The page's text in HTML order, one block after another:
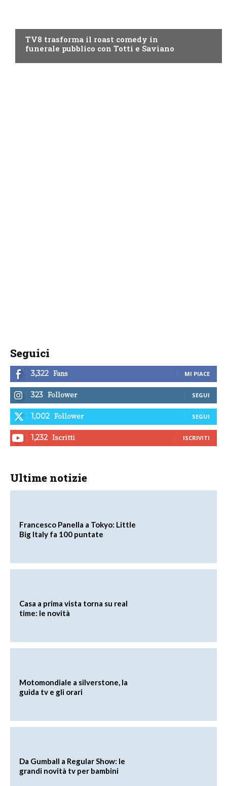
TV8 trasforma il roast comedy in
funerale pubblico con Totti e Saviano
Seguici
3,322 Fans MI PIACE
323 Follower SEGUI
1,002 Follower SEGUI
1,232 Iscritti ISCRIVITI
Ultime notizie
Francesco Panella a Tokyo: Little
Big Italy fa 100 puntate
Casa a prima vista torna su real
time: le novità
Motomondiale a silverstone, la
guida tv e gli orari
Da Gumball a Regular Show: le
grandi novità tv per bambini